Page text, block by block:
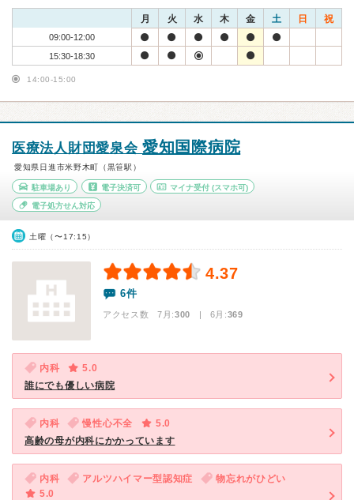
月 火 水 木 金 土 日 祝
09:00-12:00
15:30-18:30
14:00-15:00
医療法人財団愛泉会 愛知国際病院
愛知県日進市米野木町（黒笹駅）
駐車場あり 電子決済可 マイナ受付 (スマホ可)
電子処方せん対応
土曜（〜17:15）
4.37
6件
アクセス数 7月:300 | 6月:369
内科
5.0
誰にでも優しい病院
内科 慢性心不全
5.0
高齢の母が内科にかかっています
内科 アルツハイマー型認知症
物忘れがひどい
5.0